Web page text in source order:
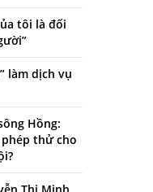
tôi là đối
làm dịch vụ
Hồng:
thử cho